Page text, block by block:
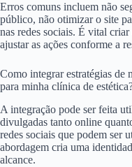
Erros comuns incluem não
público, não otimizar o site
nas redes sociais. É vital
ajustar as ações conforme a
Como integrar estratégias
para minha clínica de
A integração pode ser feita
divulgadas tanto online
redes sociais que podem ser
abordagem cria uma
alcance.